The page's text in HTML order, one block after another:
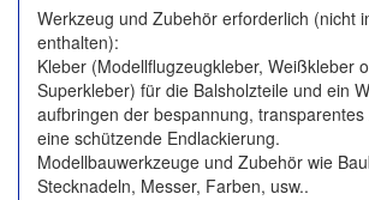
Werkzeug und Zubehör erforderlich (nicht
enthalten):
Kleber (Modellflugzeugkleber, Weißkleber
Superkleber) für die Balsholzteile und ein
aufbringen der bespannung,
eine schützende Endlackierung.
Modellbauwerkzeuge und Zubehör wie
Stecknadeln, Messer, Farben, usw..